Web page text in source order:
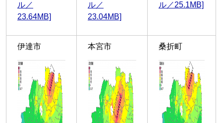
ル／
23.64MB]
ル／
23.04MB]
ル／25.1MB]
伊達市 本宮市 桑折町